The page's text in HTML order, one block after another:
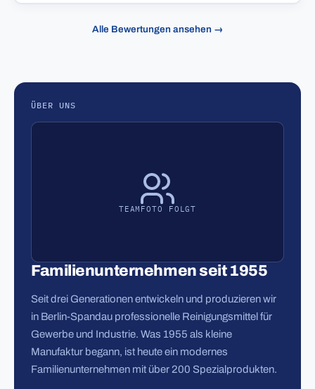
Alle Bewertungen ansehen →
ÜBER UNS
TEAMFOTO FOLGT
Familienunternehmen seit 1955
Seit drei Generationen entwickeln und produzieren wir
in Berlin-Spandau professionelle Reinigungsmittel für
Gewerbe und Industrie. Was 1955 als kleine
Manufaktur begann, ist heute ein modernes
Familienunternehmen mit über 200 Spezialprodukten.